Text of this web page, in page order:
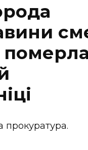
прокуратура.